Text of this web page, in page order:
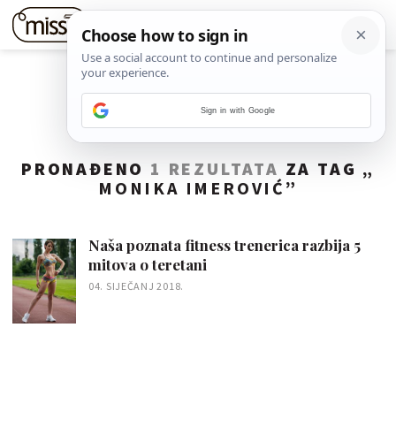
PRONAĐENO 1 REZULTATA ZA TAG „
MONIKA IMEROVIĆ ”
Naša poznata fitness trenerica razbija 5
mitova o teretani
04. SIJEČANJ 2018.
Sign in with Google